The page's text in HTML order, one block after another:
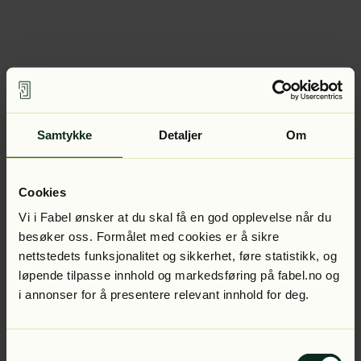
Samtykke Detaljer Om
Cookies
Vi i Fabel ønsker at du skal få en god opplevelse når du
besøker oss. Formålet med cookies er å sikre
nettstedets funksjonalitet og sikkerhet, føre statistikk, og
løpende tilpasse innhold og markedsføring på fabel.no og
i annonser for å presentere relevant innhold for deg.